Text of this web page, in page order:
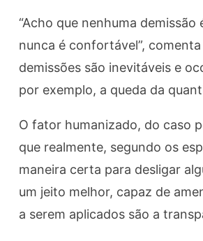
“Acho que nenhuma
nunca é confortável”,
demissões são inevitáveis e
por exemplo, a queda da
O fator humanizado, do caso
que realmente, segundo os
maneira certa para desligar
um jeito melhor, capaz de
a serem aplicados são a